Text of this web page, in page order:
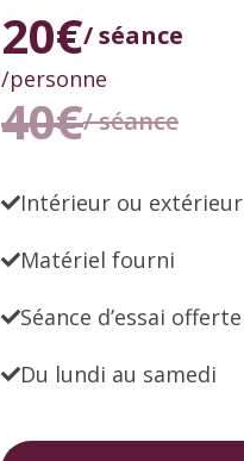
20€/ séance
/personne
40€/ séance
Intérieur ou extérieur
Matériel fourni
Séance d’essai offerte
Du lundi au samedi